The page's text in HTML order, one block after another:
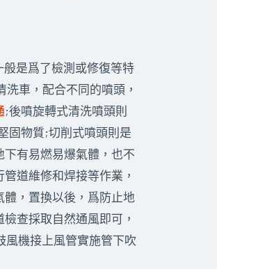
是爲了檢測或修復等特
洗車，配合不同的噴頭，
;後噴旋轉式清洗噴頭則
固物質;切削式噴頭則是
有易燃易爆氣體，也不
道維修和焊接等作業，
，置換以後，爲防止地
查採取自然通風即可，
風機接上風管實施管下吹